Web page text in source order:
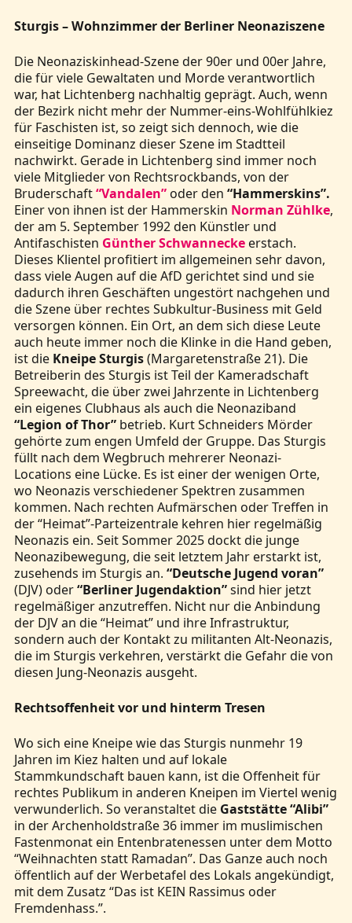
Sturgis – Wohnzimmer der Berliner Neonaziszene
Die Neonaziskinhead-Szene der 90er und 00er Jahre,
die für viele Gewaltaten und Morde verantwortlich
war, hat Lichtenberg nachhaltig geprägt. Auch, wenn
der Bezirk nicht mehr der Nummer-eins-Wohlfühlkiez
für Faschisten ist, so zeigt sich dennoch, wie die
einseitige Dominanz dieser Szene im Stadtteil
nachwirkt. Gerade in Lichtenberg sind immer noch
viele Mitglieder von Rechtsrockbands, von der
Bruderschaft“Vandalen”oder den “Hammerskins”.
Einer von ihnen ist der Hammerskin Norman Zühlke,
der am 5. September 1992 den Künstler und
Antifaschisten Günther Schwanneckeerstach.
Dieses Klientel profitiert im allgemeinen sehr davon,
dass viele Augen auf die AfD gerichtet sind und sie
dadurch ihren Geschäften ungestört nachgehen und
die Szene über rechtes Subkultur-Business mit Geld
versorgen können. Ein Ort, an dem sich diese Leute
auch heute immer noch die Klinke in die Hand geben,
ist die Kneipe Sturgis(Margaretenstraße 21). Die
Betreiberin des Sturgis ist Teil der Kameradschaft
Spreewacht, die über zwei Jahrzente in Lichtenberg
ein eigenes Clubhaus als auch die Neonaziband
“Legion of Thor”betrieb. Kurt Schneiders Mörder
gehörte zum engen Umfeld der Gruppe. Das Sturgis
füllt nach dem Wegbruch mehrerer Neonazi-
Locations eine Lücke. Es ist einer der wenigen Orte,
wo Neonazis verschiedener Spektren zusammen
kommen. Nach rechten Aufmärschen oder Treffen in
der “Heimat”-Parteizentrale kehren hier regelmäßig
Neonazis ein. Seit Sommer 2025 dockt die junge
Neonazibewegung, die seit letztem Jahr erstarkt ist,
zusehends im Sturgis an. “Deutsche Jugend voran”
(DJV) oder“Berliner Jugendaktion”sind hier jetzt
regelmäßiger anzutreffen. Nicht nur die Anbindung
der DJV an die “Heimat” und ihre Infrastruktur,
sondern auch der Kontakt zu militanten Alt-Neonazis,
die im Sturgis verkehren, verstärkt die Gefahr die von
diesen Jung-Neonazis ausgeht.
Rechtsoffenheit vor und hinterm Tresen
Wo sich eine Kneipe wie das Sturgis nunmehr 19
Jahren im Kiez halten und auf lokale
Stammkundschaft bauen kann, ist die Offenheit für
rechtes Publikum in anderen Kneipen im Viertel wenig
verwunderlich. So veranstaltet die Gaststätte “Alibi”
in der Archenholdstraße 36 immer im muslimischen
Fastenmonat ein Entenbratenessen unter dem Motto
“Weihnachten statt Ramadan”. Das Ganze auch noch
öffentlich auf der Werbetafel des Lokals angekündigt,
mit dem Zusatz “Das ist KEIN Rassimus oder
Fremdenhass.”.